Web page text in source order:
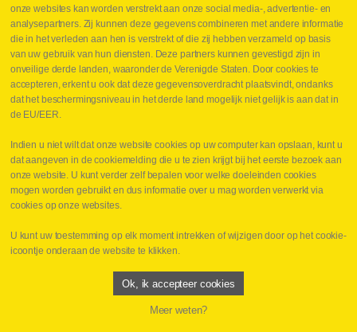
Contact VB Parts
Abraham Hansstraat 7 ,B-8800 Roeselare
Tel. +32 (0)51 24 06 05
E-mail info@vbparts.be
⏳ Laatste maand Webtec-promotie!
⏳ Laatste kans voor onze promo
snelkoppelingen!
1 juni 2026
Copyright ©2026 VB Parts hydrauliek
Algemene verkoopsvoorwaarden
onze websites kan worden verstrekt aan onze social media-, advertentie- en
analysepartners. Zij kunnen deze gegevens combineren met andere informatie
die in het verleden aan hen is verstrekt of die zij hebben verzameld op basis
van uw gebruik van hun diensten. Deze partners kunnen gevestigd zijn in
onveilige derde landen, waaronder de Verenigde Staten. Door cookies te
accepteren, erkent u ook dat deze gegevensoverdracht plaatsvindt, ondanks
dat het beschermingsniveau in het derde land mogelijk niet gelijk is aan dat in
de EU/EER.
Indien u niet wilt dat onze website cookies op uw computer kan opslaan, kunt u
dat aangeven in de cookiemelding die u te zien krijgt bij het eerste bezoek aan
onze website. U kunt verder zelf bepalen voor welke doeleinden cookies
mogen worden gebruikt en dus informatie over u mag worden verwerkt via
cookies op onze websites.
U kunt uw toestemming op elk moment intrekken of wijzigen door op het cookie-
icoontje onderaan de website te klikken.
Ok, ik accepteer cookies
Meer weten?